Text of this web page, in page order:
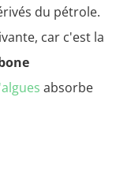
du pétrole.
car c'est la
absorbe